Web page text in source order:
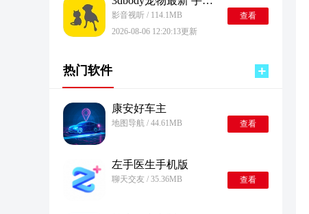
影音视听 / 114.1MB
2026-08-06 12:20:13更新
查看
热门软件
康安好车主
地图导航 / 44.61MB 查看
左手医生手机版
聊天交友 / 35.36MB 查看